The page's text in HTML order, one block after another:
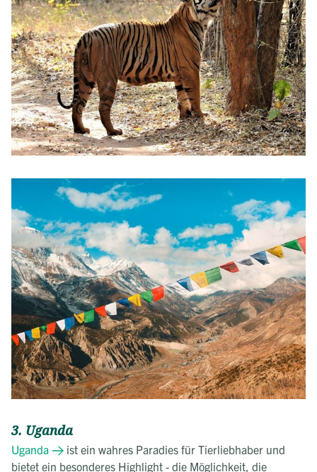
3. Uganda
Uganda
ist ein wahres Paradies für Tierliebhaber und
bietet ein besonderes Highlight - die Möglichkeit, die